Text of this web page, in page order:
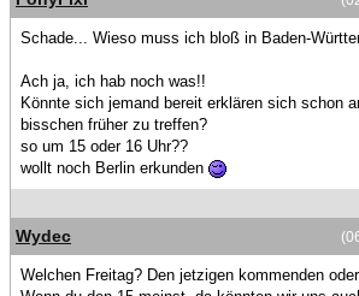
Schade... Wieso muss ich bloß in Baden-
Ach ja, ich hab noch was!!
Könnte sich jemand bereit erklären sich schon
bisschen früher zu treffen?
so um 15 oder 16 Uhr??
wollt noch Berlin erkunden
Wydec
Welchen Freitag? Den jetzigen kommenden